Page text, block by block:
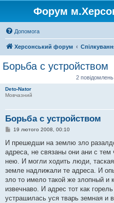
Форум
Допомога
Херсонський форум
Борьба с устройством
2 повідомлень
Deto-Nator
Мовчазний
Борьба с устройством
П
в
д
о
л
е
н
я
19 лютого 2008, 00:10
И прешедши на землю зло
адреса, не связаны они ани с
нею. И могли ходить люди,
земле надлижали те адреса. И
зло то имело такой же злопный и
извечнаво. И адрес тот как
устрашилась уся тварь земная и